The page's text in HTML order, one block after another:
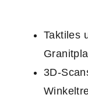
Taktiles
3D-